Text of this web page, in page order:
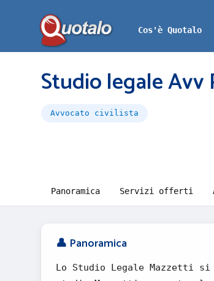
Cos'è Quotalo
Studio legale
Avvocato civilista
Panoramica Servizi offerti
👤 Panoramica
Lo Studio Legale Mazzetti